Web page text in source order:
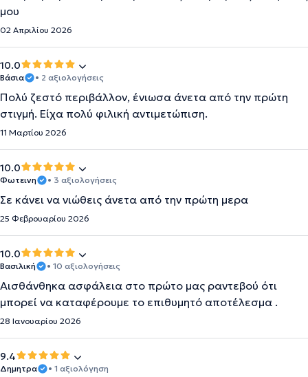
μου
02 Απριλίου 2026
10.0
Βάσια • 2 αξιολογήσεις
Πολύ ζεστό περιβάλλον, ένιωσα άνετα από την πρώτη
στιγμή. Είχα πολύ φιλική αντιμετώπιση.
11 Μαρτίου 2026
10.0
Φωτεινη • 3 αξιολογήσεις
Σε κάνει να νιώθεις άνετα από την πρώτη μερα
25 Φεβρουαρίου 2026
10.0
Βασιλική • 10 αξιολογήσεις
Αισθάνθηκα ασφάλεια στο πρώτο μας ραντεβού ότι
μπορεί να καταφέρουμε το επιθυμητό αποτέλεσμα .
28 Ιανουαρίου 2026
9.4
Δημητρα • 1 αξιολόγηση